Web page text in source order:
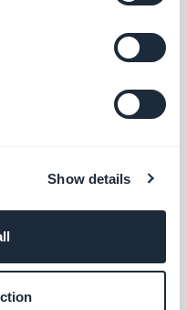
Show details
te stellen. In het
Om te
en 'Kaart'
met u
kunnen